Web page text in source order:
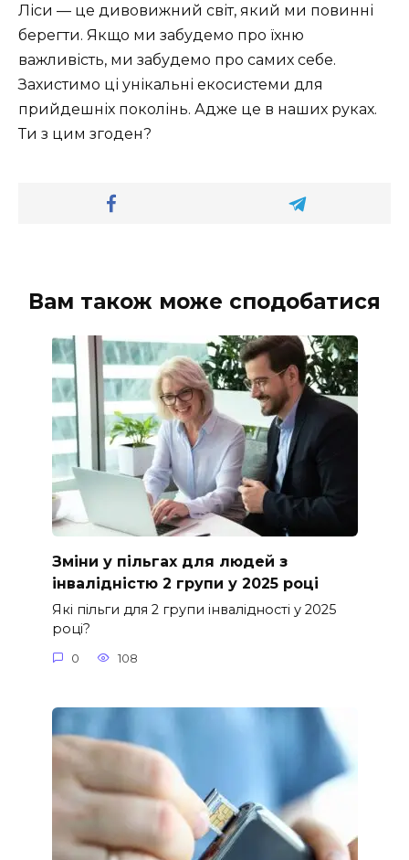
Ліси — це дивовижний світ, який ми повинні
берегти. Якщо ми забудемо про їхню
важливість, ми забудемо про самих себе.
Захистимо ці унікальні екосистеми для
прийдешніх поколінь. Адже це в наших руках.
Ти з цим згоден?
Вам також може сподобатися
Зміни у пільгах для людей з
інвалідністю 2 групи у 2025 році
Які пільги для 2 групи інвалідності у 2025
році?
0 108